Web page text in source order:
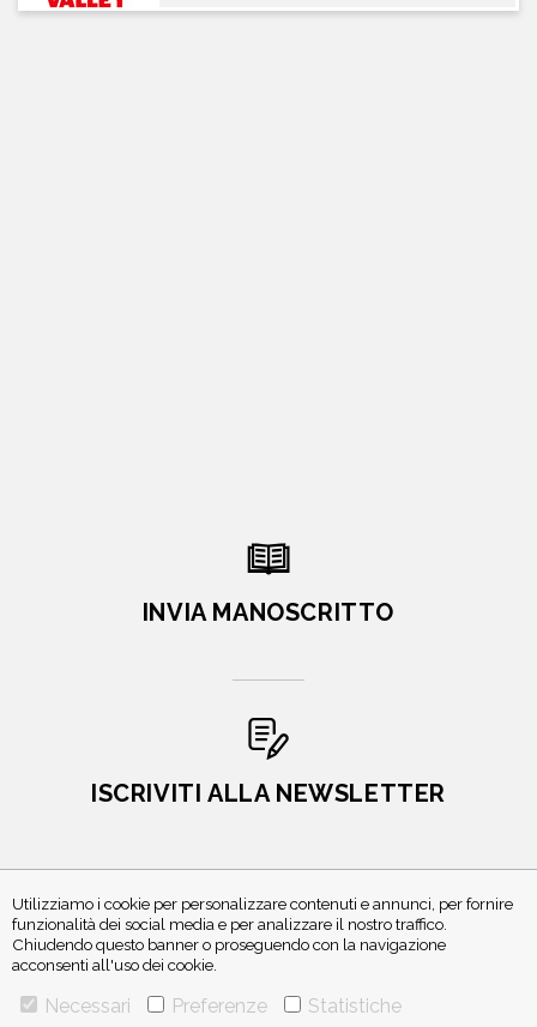
Utilizziamo i cookie per personalizzare contenuti e annunci, per fornire
funzionalità dei social media e per analizzare il nostro traffico.
Chiudendo questo banner o proseguendo con la navigazione
acconsenti all'uso dei cookie.
Necessari Preferenze
Statistiche
INVIA MANOSCRITTO
ISCRIVITI ALLA NEWSLETTER